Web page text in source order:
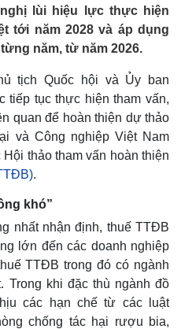
lùi hiệu lực thực hiện
tới năm 2028 và áp dụng
năm, từ năm 2026.
tịch Quốc hội và Ủy ban
tiếp tục thực hiện tham vấn,
quan để hoàn thiện dự thảo
và Công nghiệp Việt Nam
thảo tham vấn hoàn thiện
.
khó”
nhất nhận định, thuế TTĐB
lớn đến các doanh nghiệp
TTĐB trong đó có ngành
khi đặc thù ngành đồ
các hạn chế từ các luật
chống tác hại rượu bia,